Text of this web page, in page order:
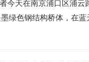
今天在南京浦口区浦云
绿色钢结构桥体，在